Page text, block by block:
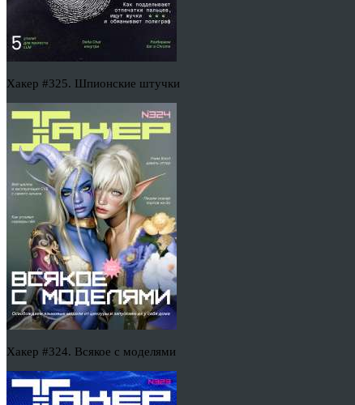
Хакер #325. Шпионские штучки
Хакер #324. Всякое с моделями